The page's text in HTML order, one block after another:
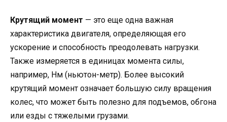
Крутящий момент — это еще одна важная
характеристика двигателя, определяющая его
ускорение и способность преодолевать нагрузки.
Также измеряется в единицах момента силы,
например, Нм (ньютон-метр). Более высокий
крутящий момент означает большую силу вращения
колес, что может быть полезно для подъемов, обгона
или езды с тяжелыми грузами.